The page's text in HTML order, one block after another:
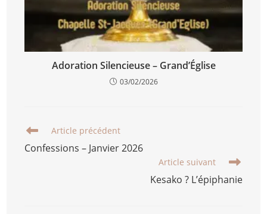
Adoration Silencieuse – Grand’Église
03/02/2026
Article précédent
Confessions – Janvier 2026
Article suivant
Kesako ? L’épiphanie